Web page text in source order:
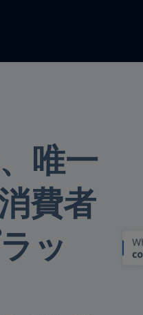
唯一
費者
ッ